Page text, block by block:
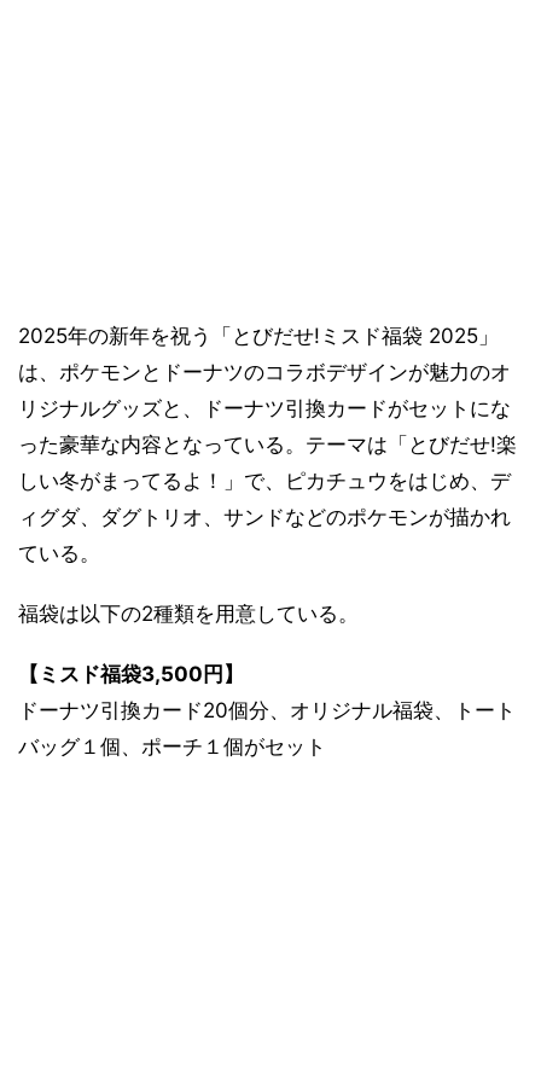
2025年の新年を祝う「とびだせ!ミスド福袋 2025」
は、ポケモンとドーナツのコラボデザインが魅力のオ
リジナルグッズと、ドーナツ引換カードがセットにな
った豪華な内容となっている。テーマは「とびだせ!楽
しい冬がまってるよ！」で、ピカチュウをはじめ、デ
ィグダ、ダグトリオ、サンドなどのポケモンが描かれ
ている。
福袋は以下の2種類を用意している。
【ミスド福袋3,500円】
ドーナツ引換カード20個分、オリジナル福袋、トート
バッグ１個、ポーチ１個がセット